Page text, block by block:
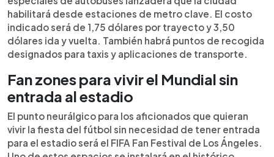
habilitará desde estaciones de metro clave. El costo
indicado será de 1,75 dólares por trayecto y 3,50
dólares ida y vuelta. También habrá puntos de recogida
designados para taxis y aplicaciones de transporte.
Fan zones para vivir el Mundial sin
entrada al estadio
El punto neurálgico para los aficionados que quieran
vivir la fiesta del fútbol sin necesidad de tener entrada
para el estadio será el FIFA Fan Festival de Los Ángeles.